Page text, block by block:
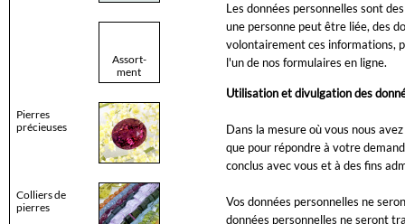
Assort-
ment
Pierres
précieuses
Colliers de
pierres
Les données personnelles sont
une personne peut être liée, des
volontairement ces informations,
l'un de nos formulaires en ligne.
Utilisation et divulgation des
Dans la mesure où vous nous
que pour répondre à votre
conclus avec vous et à des fins
Vos données personnelles ne
données personnelles ne seront